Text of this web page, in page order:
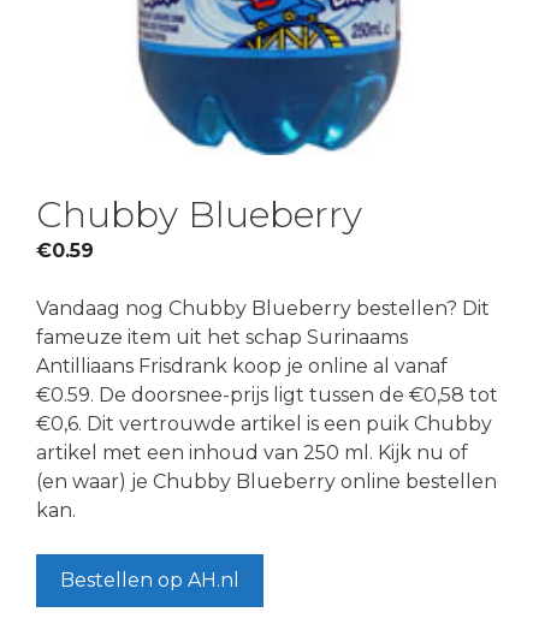
Chubby Blueberry
€0.59
Vandaag nog Chubby Blueberry bestellen? Dit
fameuze item uit het schap Surinaams
Antilliaans Frisdrank koop je online al vanaf
€0.59. De doorsnee-prijs ligt tussen de €0,58 tot
€0,6. Dit vertrouwde artikel is een puik Chubby
artikel met een inhoud van 250 ml. Kijk nu of
(en waar) je Chubby Blueberry online bestellen
kan.
Bestellen op AH.nl